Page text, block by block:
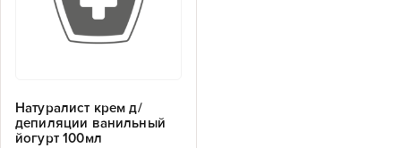
Натуралист крем д/
депиляции ванильный
йогурт 100мл